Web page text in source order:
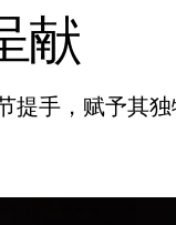
献
提手，赋予其